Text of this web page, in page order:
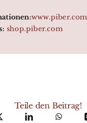
shop.piber.com
Teile den Beitrag!